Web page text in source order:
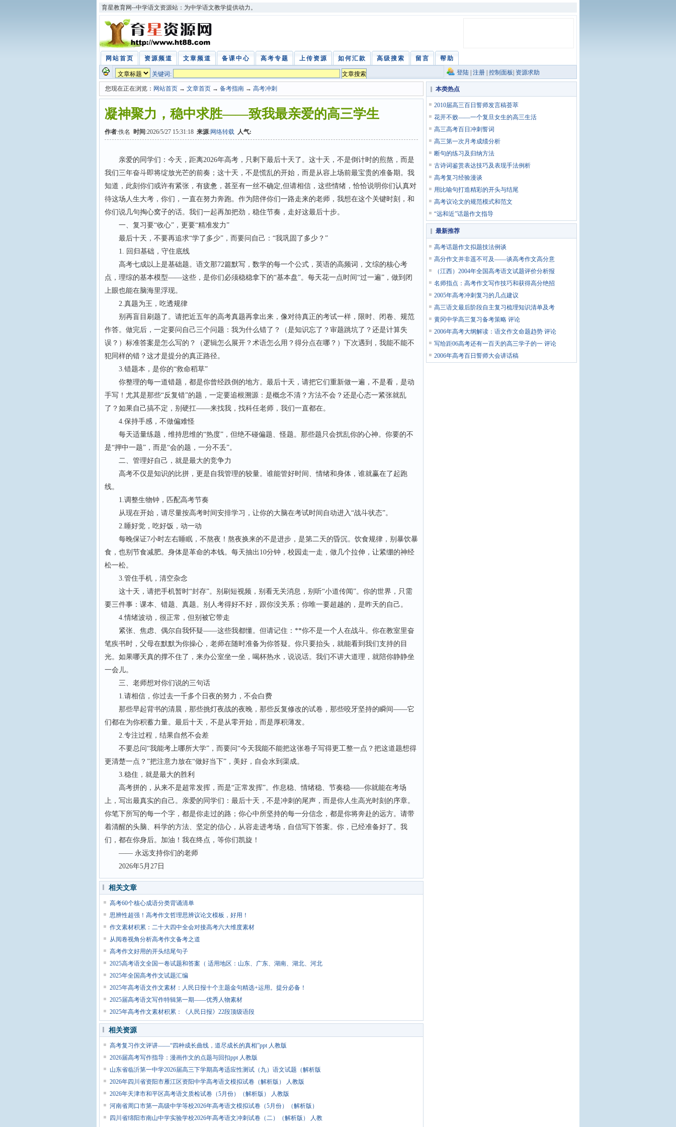
育星教育网--中学语文资源站：为中学语文教学提供动力。
网站首页 资源频道 文章频道 备课中心 高考专题 上传资源 如何汇款 高级搜索 留言 帮助
关键词: 登陆 注册 控制面板 资源求助
您现在正在浏览： 网站首页 → 文章首页 → 备考指南 → 高考冲刺
凝神聚力，稳中求胜——致我最亲爱的高三学生
作者:佚名 时间 :2026/5/27 15:31:18 来源:网络转载 人气:
亲爱的同学们：今天，距离2026年高考，只剩下最后十天了。这十天，不是倒计时的煎熬，而是
我们三年奋斗即将绽放光芒的前奏；这十天，不是慌乱的开始，而是从容上场前最宝贵的准备期。我
知道，此刻你们或许有紧张，有疲惫，甚至有一丝不确定,但请相信，这些情绪，恰恰说明你们认真对
待这场人生大考，你们，一直在努力奔跑。作为陪伴你们一路走来的老师，我想在这个关键时刻，和
你们说几句掏心窝子的话。我们一起再加把劲，稳住节奏，走好这最后十步。
一、复习要“收心”，更要“精准发力”
最后十天，不要再追求“学了多少”，而要问自己：“我巩固了多少？”
1. 回归基础，守住底线
高考七成以上是基础题。语文那72篇默写，数学的每一个公式，英语的高频词，文综的核心考
点，理综的基本模型——这些，是你们必须稳稳拿下的“基本盘”。每天花一点时间“过一遍”，做到闭
上眼也能在脑海里浮现。
2.真题为王，吃透规律
别再盲目刷题了。请把近五年的高考真题再拿出来，像对待真正的考试一样，限时、闭卷、规范
作答。做完后，一定要问自己三个问题：我为什么错了？（是知识忘了？审题跳坑了？还是计算失
误？）标准答案是怎么写的？（逻辑怎么展开？术语怎么用？得分点在哪？）下次遇到，我能不能不
犯同样的错？这才是提分的真正路径。
3.错题本，是你的“救命稻草”
你整理的每一道错题，都是你曾经跌倒的地方。最后十天，请把它们重新做一遍，不是看，是动
手写！尤其是那些“反复错”的题，一定要追根溯源：是概念不清？方法不会？还是心态一紧张就乱
了？如果自己搞不定，别硬扛——来找我，找科任老师，我们一直都在。
4.保持手感，不做偏难怪
每天适量练题，维持思维的“热度”，但绝不碰偏题、怪题。那些题只会扰乱你的心神。你要的不
是“押中一题”，而是“会的题，一分不丢”。
二、管理好自己，就是最大的竞争力
高考不仅是知识的比拼，更是自我管理的较量。谁能管好时间、情绪和身体，谁就赢在了起跑
线。
1.调整生物钟，匹配高考节奏
从现在开始，请尽量按高考时间安排学习，让你的大脑在考试时间自动进入“战斗状态”。
2.睡好觉，吃好饭，动一动
每晚保证7小时左右睡眠，不熬夜！熬夜换来的不是进步，是第二天的昏沉。饮食规律，别暴饮暴
食，也别节食减肥。身体是革命的本钱。每天抽出10分钟，校园走一走，做几个拉伸，让紧绷的神经
松一松。
3.管住手机，清空杂念
这十天，请把手机暂时“封存”。别刷短视频，别看无关消息，别听“小道传闻”。你的世界，只需
要三件事：课本、错题、真题。别人考得好不好，跟你没关系；你唯一要超越的，是昨天的自己。
4.情绪波动，很正常，但别被它带走
紧张、焦虑、偶尔自我怀疑——这些我都懂。但请记住：**你不是一个人在战斗。你在教室里奋
笔疾书时，父母在默默为你操心，老师在随时准备为你答疑。你只要抬头，就能看到我们支持的目
光。如果哪天真的撑不住了，来办公室坐一坐，喝杯热水，说说话。我们不讲大道理，就陪你静静坐
一会儿。
三、老师想对你们说的三句话
1.请相信，你过去一千多个日夜的努力，不会白费
那些早起背书的清晨，那些挑灯夜战的夜晚，那些反复修改的试卷，那些咬牙坚持的瞬间——它
们都在为你积蓄力量。最后十天，不是从零开始，而是厚积薄发。
2.专注过程，结果自然不会差
不要总问“我能考上哪所大学”，而要问“今天我能不能把这张卷子写得更工整一点？把这道题想得
更清楚一点？”把注意力放在“做好当下”，美好，自会水到渠成。
3.稳住，就是最大的胜利
高考拼的，从来不是超常发挥，而是“正常发挥”。作息稳、情绪稳、节奏稳——你就能在考场
上，写出最真实的自己。亲爱的同学们：最后十天，不是冲刺的尾声，而是你人生高光时刻的序章。
你笔下所写的每一个字，都是你走过的路；你心中所坚持的每一分信念，都是你将奔赴的远方。请带
着清醒的头脑、科学的方法、坚定的信心，从容走进考场，自信写下答案。你，已经准备好了。我
们，都在你身后。加油！我在终点，等你们凯旋！
—— 永远支持你们的老师
2026年5月27日
相关文章
高考60个核心成语分类背诵清单
思辨性超强！高考作文哲理思辨议论文模板，好用！
作文素材积累：二十大四中全会对接高考六大维度素材
从阅卷视角分析高考作文备考之道
高考作文好用的开头结尾句子
2025高考语文全国一卷试题和答案（ 适用地区：山东、广东、湖南、湖北、河北
2025年全国高考作文试题汇编
2025年高考语文作文素材：人民日报十个主题金句精选+运用。提分必备！
2025届高考语文写作特辑第一期——优秀人物素材
2025年高考作文素材积累：《人民日报》22段顶级语段
相关资源
高考复习作文评讲——“四种成长曲线，道尽成长的真相”ppt 人教版
2026届高考写作指导：漫画作文的点题与回扣ppt 人教版
山东省临沂第一中学2026届高三下学期高考适应性测试（九）语文试题（解析版
2026年四川省资阳市雁江区资阳中学高考语文模拟试卷（解析版） 人教版
2026年天津市和平区高考语文质检试卷（5月份）（解析版） 人教版
河南省周口市第一高级中学等校2026年高考语文模拟试卷（5月份）（解析版）
四川省绵阳市南山中学实验学校2026年高考语文冲刺试卷（二）（解析版） 人教
本类热点
2010届高三百日誓师发言稿荟萃
花开不败——一个复旦女生的高三生活
高三高考百日冲刺誓词
高三第一次月考成绩分析
断句的练习及归纳方法
古诗词鉴赏表达技巧及表现手法例析
高考复习经验漫谈
用比喻句打造精彩的开头与结尾
高考议论文的规范模式和范文
“远和近”话题作文指导
最新推荐
高考话题作文拟题技法例谈
高分作文并非遥不可及——谈高考作文高分意
（江西）2004年全国高考语文试题评价分析报
名师指点：高考作文写作技巧和获得高分绝招
2005年高考冲刺复习的几点建议
高三语文最后阶段自主复习梳理知识清单及考
黄冈中学高三复习备考策略 评论
2006年高考大纲解读：语文作文命题趋势 评论
写给距06高考还有一百天的高三学子的一 评论
2006年高考百日誓师大会讲话稿